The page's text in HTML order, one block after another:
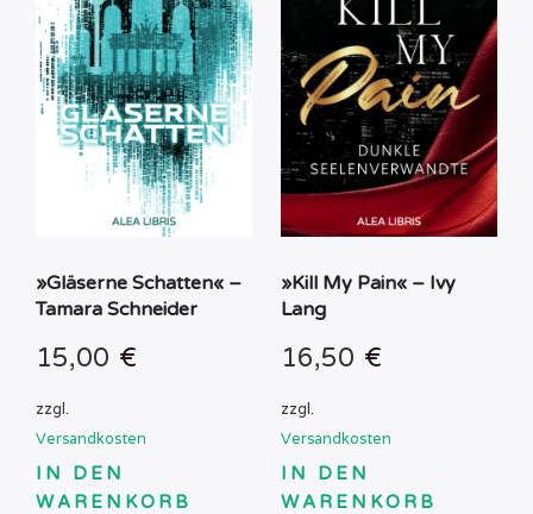
»Gläserne Schatten« –
Tamara Schneider
15,00 €
zzgl.
Versandkosten
IN DEN
WARENKORB
»Kill My Pain« – Ivy
Lang
16,50 €
zzgl.
Versandkosten
IN DEN
WARENKORB